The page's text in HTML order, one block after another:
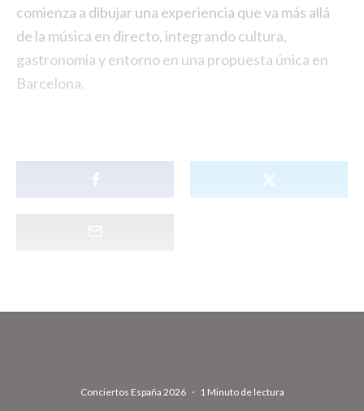
comienza a dibujar una experiencia que va más allá
de la música en directo, integrando cultura,
gastronomía y entorno en una propuesta única en
Barcelona.
Conciertos España 2026 · 1 Minuto de lectura